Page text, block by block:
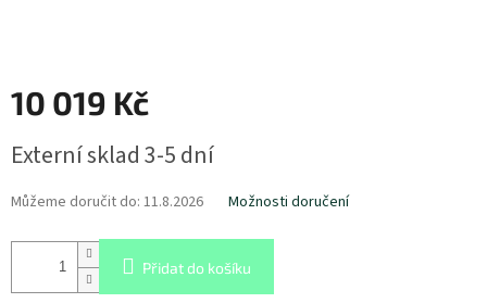
10 019 Kč
cena:
Externí sklad 3-5 dní
Můžeme doručit do: 11.8.2026 Možnosti doručení
Přidat do košíku